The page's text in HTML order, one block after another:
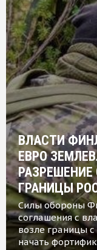
ВЛАСТИ
ЕВРО
РАЗРЕШЕНИЕ
ГРАНИЦЫ
Силы обороны
соглашения с
возле границы
начать